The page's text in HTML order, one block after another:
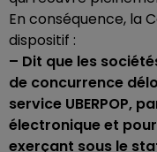
En conséquence, la
dispositif :
– Dit que les
de concurrence
service UBERPOP,
électronique et
exerçant sous le